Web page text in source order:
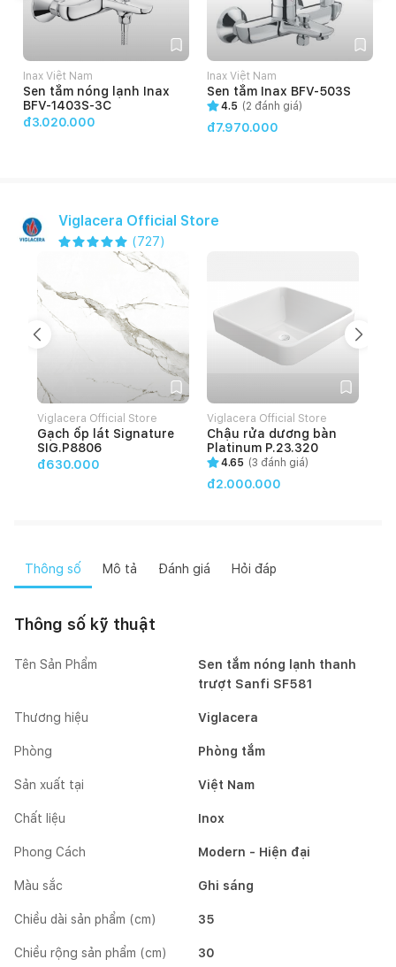
Inax Việt Nam
Sen tắm nóng lạnh Inax
BFV-1403S-3C
đ3.020.000
Inax Việt Nam
Sen tắm Inax BFV-503S
4.5 (2 đánh giá)
đ7.970.000
Viglacera Official Store
(727)
Viglacera Official Store
Gạch ốp lát Signature
SIG.P8806
đ630.000
Viglacera Official Store
Chậu rửa dương bàn
Platinum P.23.320
4.65 (3 đánh giá)
đ2.000.000
Thông số Mô tả Đánh giá Hỏi đáp
Thông số kỹ thuật
Tên Sản Phẩm
Sen tắm nóng lạnh thanh
trượt Sanfi SF581
Thương hiệu Viglacera
Phòng Phòng tắm
Sản xuất tại Việt Nam
Chất liệu Inox
Phong Cách Modern - Hiện đại
Màu sắc Ghi sáng
Chiều dài sản phẩm (cm) 35
Chiều rộng sản phẩm (cm) 30